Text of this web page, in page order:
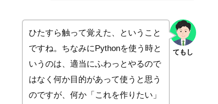
てもし
ひたすら触って覚えた、ということ
ですね。ちなみにPythonを使う時と
いうのは、適当にふわっとやるので
はなく何か目的があって使うと思う
のですが、何か「これを作りたい」